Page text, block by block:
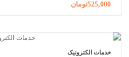
525,000تومان
خدمات الکترونیک